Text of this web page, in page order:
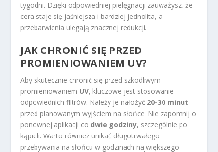
tygodni. Dzięki odpowiedniej pielęgnacji zauważysz, że
cera staje się jaśniejsza i bardziej jednolita, a
przebarwienia ulegają znacznej redukcji.
JAK CHRONIĆ SIĘ PRZED
PROMIENIOWANIEM UV?
Aby skutecznie chronić się przed szkodliwym
promieniowaniem UV, kluczowe jest stosowanie
odpowiednich filtrów. Należy je nałożyć 20-30 minut
przed planowanym wyjściem na słońce. Nie zapomnij o
ponownej aplikacji co dwie godziny, szczególnie po
kąpieli. Warto również unikać długotrwałego
przebywania na słońcu w godzinach największego